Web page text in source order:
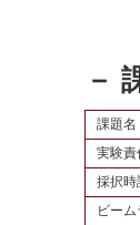
－
課題名
実験責
採択時
ビー